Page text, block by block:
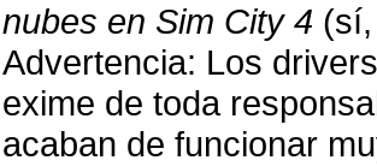
nubes en Sim City 4
Advertencia: Los
exime de toda
acaban de funcionar